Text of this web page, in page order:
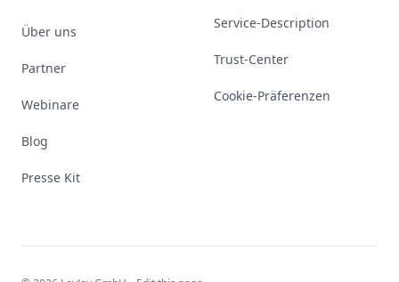
Über uns
Partner
Webinare
Blog
Presse Kit
Service-Description
Trust-Center
Cookie-Präferenzen